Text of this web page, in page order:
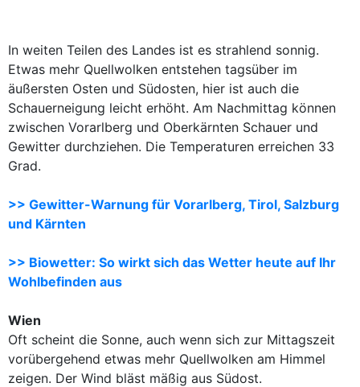
In weiten Teilen des Landes ist es strahlend sonnig.
Etwas mehr Quellwolken entstehen tagsüber im
äußersten Osten und Südosten, hier ist auch die
Schauerneigung leicht erhöht. Am Nachmittag können
zwischen Vorarlberg und Oberkärnten Schauer und
Gewitter durchziehen. Die Temperaturen erreichen 33
Grad.
>> Gewitter-Warnung für Vorarlberg, Tirol, Salzburg
und Kärnten
>> Biowetter: So wirkt sich das Wetter heute auf Ihr
Wohlbefinden aus
Wien
Oft scheint die Sonne, auch wenn sich zur Mittagszeit
vorübergehend etwas mehr Quellwolken am Himmel
zeigen. Der Wind bläst mäßig aus Südost.